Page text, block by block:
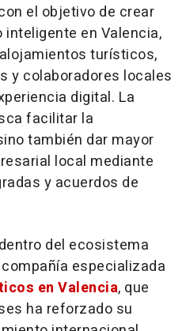
el objetivo de crear
en Valencia,
turísticos,
y colaboradores locales
digital. La
facilitar la
también dar mayor
local mediante
y acuerdos de
del ecosistema
especializada
en Valencia, que
ha reforzado su